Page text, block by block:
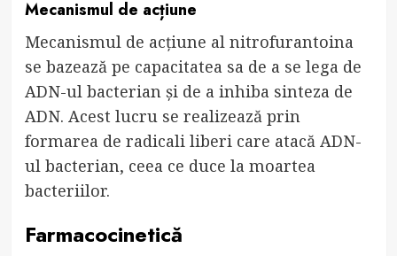
Mecanismul de acțiune
Mecanismul de acțiune al nitrofurantoina
se bazează pe capacitatea sa de a se lega de
ADN-ul bacterian și de a inhiba sinteza de
ADN. Acest lucru se realizează prin
formarea de radicali liberi care atacă ADN-
ul bacterian, ceea ce duce la moartea
bacteriilor.
Farmacocinetică